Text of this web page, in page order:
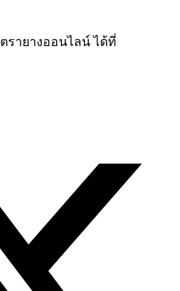
ตรายางออนไลน์ ได้ที่